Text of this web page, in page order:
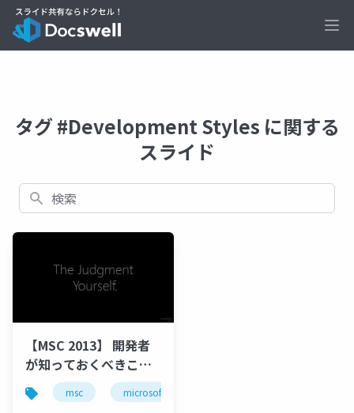
タグ #Development Styles に関する
スライド
検索
【MSC 2013】 開発者
が知っておくべきこれ
からの開発現場 (DE-
010)
msc microsoft